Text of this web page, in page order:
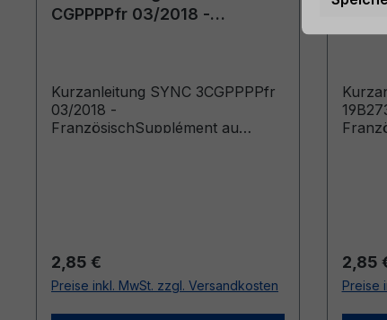
CGPPPPfr 03/2018 -
Kurzanleitung SYNC 3CGPPPPfr
03/2018 -
FranzösischSupplément au
Regulärer Preis:
2,85 €
Preise inkl. MwSt. zzgl. Versandkosten
2,85
Preise